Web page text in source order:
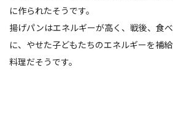
に作られたそうです。
揚げパンはエネルギーが高く、戦後、食
に、やせた子どもたちのエネルギーを補
料理だそうです。